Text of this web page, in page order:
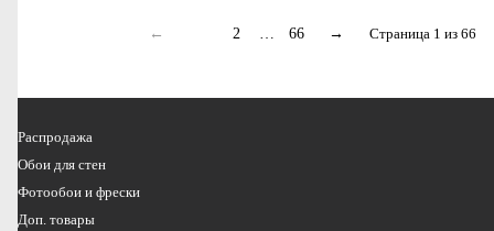
← 2 … 66 → Страница 1 из 66
Распродажа
Обои для стен
Фотообои и фрески
Доп. товары